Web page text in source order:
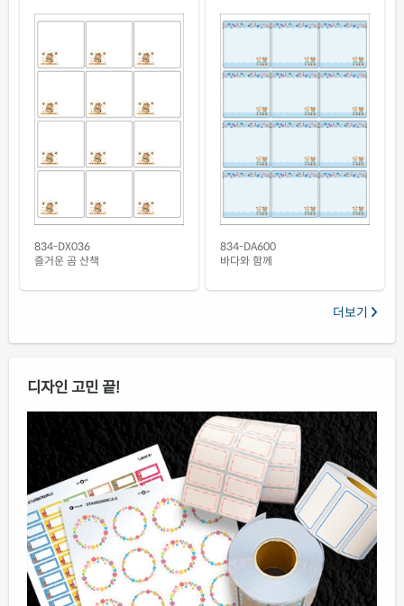
834-DX036
즐거운 곰 산책
834-DA600
바다와 함께
더보기
디자인 고민 끝!